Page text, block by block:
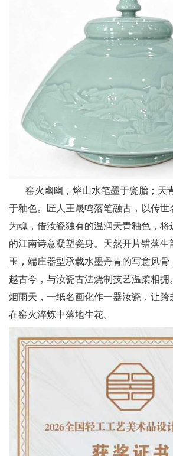
窑火幽幽，熔山水笔墨于瓷胎；天
于釉色。匠人王晟鸣落笔融古，以传世
为魂，借汝瓷独有的温润天青釉色，
的江南诗意凝塑瓷身。天然开片错落生
玉，端庄器型承载水墨丹青的写意风骨
越古今，与汝瓷古法烧制技艺温柔相
烟雨天，一纸名画化作一器汝瓷，让跨
在窑火淬炼中落地生花。